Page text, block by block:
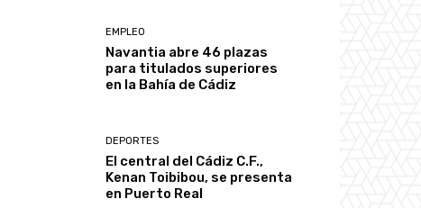
EMPLEO
Navantia abre 46 plazas
para titulados superiores
en la Bahía de Cádiz
DEPORTES
El central del Cádiz C.F.,
Kenan Toibibou, se presenta
en Puerto Real